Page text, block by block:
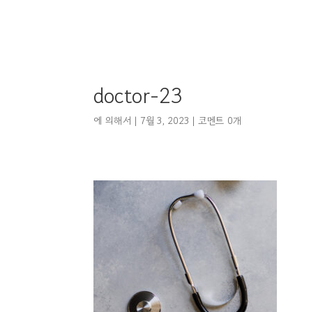
doctor-23
에 의해서 | 7월 3, 2023 |코멘트 0개